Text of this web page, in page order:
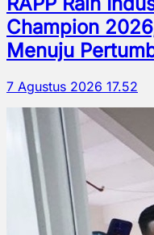
Champion
Menuju
7 Agustus 2026 17.52